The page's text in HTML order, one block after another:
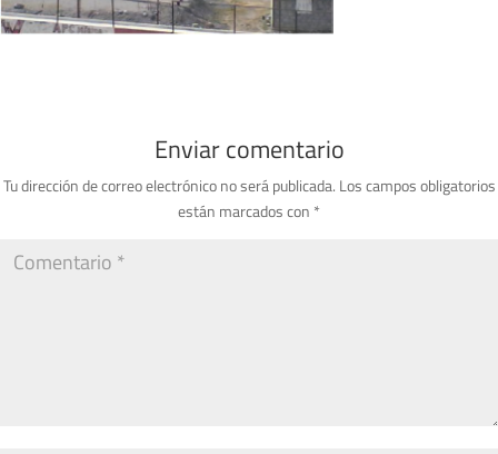
Enviar comentario
Tu dirección de correo electrónico no será publicada. Los campos obligatorios
están marcados con *